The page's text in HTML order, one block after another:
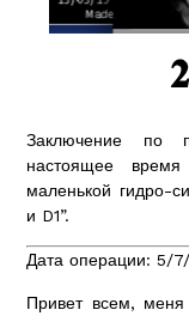
Заключение по
настоящее
маленькой гидро-
и D1”.
Дата операции: 5/
Привет всем,